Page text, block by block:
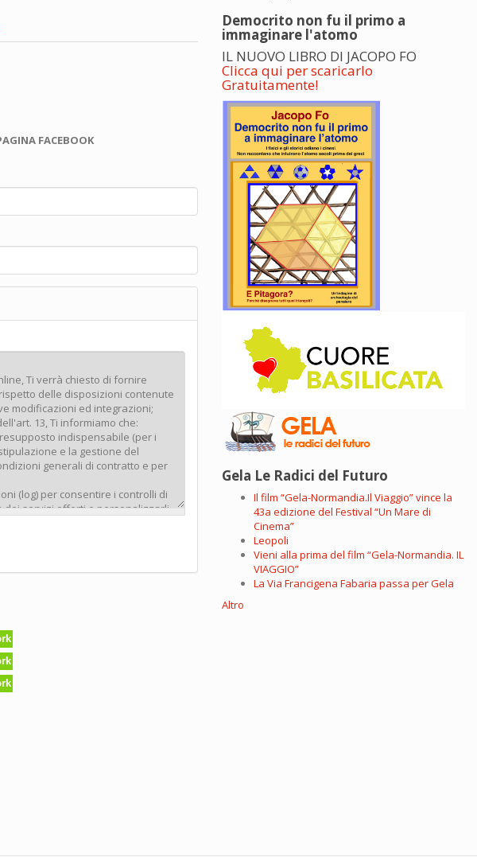
FACEBOOK
Democrito non fu il primo a
immaginare l'atomo
IL NUOVO LIBRO DI JACOPO FO
Clicca qui per scaricarlo
Gratuitamente!
Gela Le Radici del Futuro
Il film “Gela-Normandia.Il Viaggio” vince la
43a edizione del Festival “Un Mare di
Cinema”
Leopoli
Vieni alla prima del film “Gela-Normandia. IL
VIAGGIO”
La Via Francigena Fabaria passa per Gela
Altro